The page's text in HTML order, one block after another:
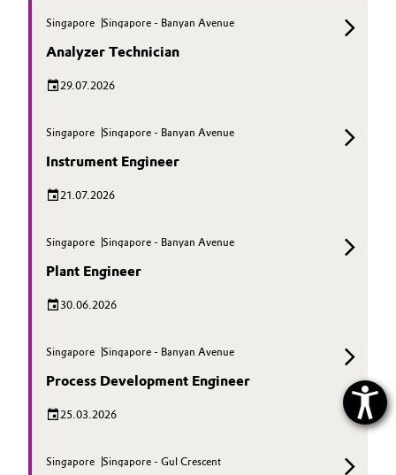
Singapore Singapore - Banyan Avenue
Analyzer Technician
29.07.2026
Singapore Singapore - Banyan Avenue
Instrument Engineer
21.07.2026
Singapore Singapore - Banyan Avenue
Plant Engineer
30.06.2026
Singapore Singapore - Banyan Avenue
Process Development Engineer
25.03.2026
Singapore Singapore - Gul Crescent